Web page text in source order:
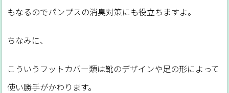
もなるのでパンプスの消臭対策にも役立ちますよ。
ちなみに、
こういうフットカバー類は靴のデザインや足の形によって
使い勝手がかわります。